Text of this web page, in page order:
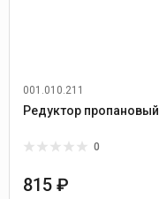
001.010.211
0
815 ₽